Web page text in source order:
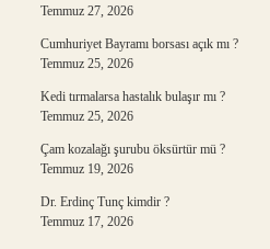
Temmuz 27, 2026
Cumhuriyet Bayramı borsası açık mı ?
Temmuz 25, 2026
Kedi tırmalarsa hastalık bulaşır mı ?
Temmuz 25, 2026
Çam kozalağı şurubu öksürtür mü ?
Temmuz 19, 2026
Dr. Erdinç Tunç kimdir ?
Temmuz 17, 2026